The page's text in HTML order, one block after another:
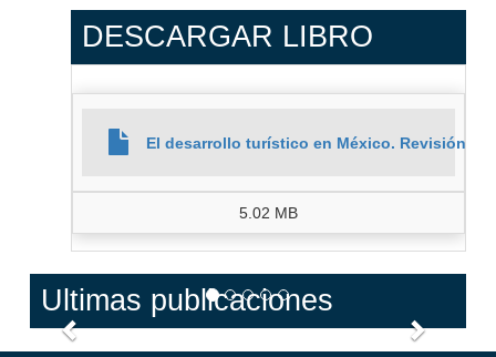
DESCARGAR LIBRO
El desarrollo turístico en México. Revisión
5.02 MB
Ultimas publicaciones
Anterior